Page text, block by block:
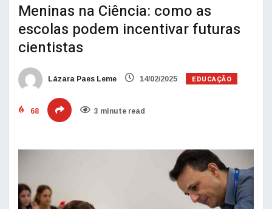
Meninas na Ciência: como as
escolas podem incentivar futuras
cientistas
Lázara Paes Leme 14/02/2025 EDUCAÇÃO
68 3 minute read